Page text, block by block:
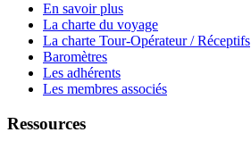
En savoir plus
La charte du voyage
La charte Tour-Opérateur / Réceptifs
Baromètres
Les adhérents
Les membres associés
Ressources